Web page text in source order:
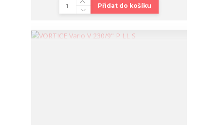
Přidat do košíku